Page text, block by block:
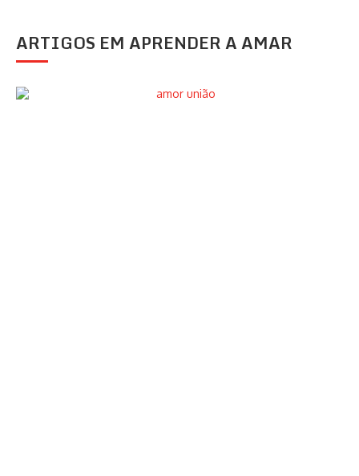
ARTIGOS EM APRENDER A AMAR